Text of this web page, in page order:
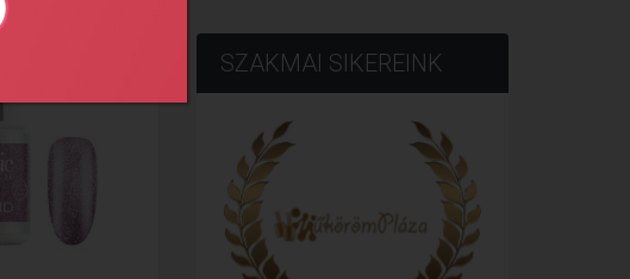
SZAKMAI SIKEREINK